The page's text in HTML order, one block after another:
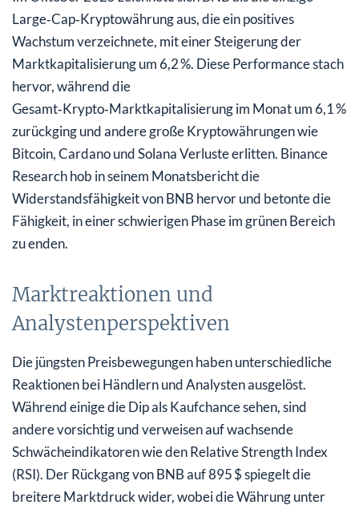
Large‑Cap‑Kryptowährung aus, die ein positives
Wachstum verzeichnete, mit einer Steigerung der
Marktkapitalisierung um 6,2 %. Diese Performance stach
hervor, während die
Gesamt‑Krypto‑Marktkapitalisierung im Monat um 6,1 %
zurückging und andere große Kryptowährungen wie
Bitcoin, Cardano und Solana Verluste erlitten. Binance
Research hob in seinem Monatsbericht die
Widerstandsfähigkeit von BNB hervor und betonte die
Fähigkeit, in einer schwierigen Phase im grünen Bereich
zu enden.
Marktreaktionen und
Analystenperspektiven
Die jüngsten Preisbewegungen haben unterschiedliche
Reaktionen bei Händlern und Analysten ausgelöst.
Während einige die Dip als Kaufchance sehen, sind
andere vorsichtig und verweisen auf wachsende
Schwächeindikatoren wie den Relative Strength Index
(RSI). Der Rückgang von BNB auf 895 $ spiegelt die
breitere Marktdruck wider, wobei die Währung unter